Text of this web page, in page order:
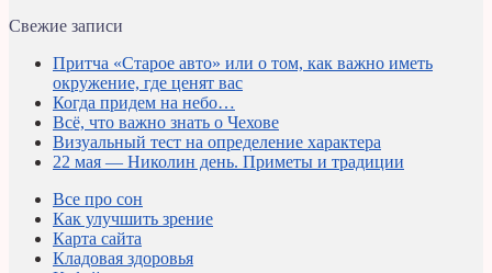
Свежие записи
Притча «Старое авто» или о том, как важно иметь
окружение, где ценят вас
Когда придем на небо…
Всё, что важно знать о Чехове
Визуальный тест на определение характера
22 мая — Николин день. Приметы и традиции
Все про сон
Как улучшить зрение
Карта сайта
Кладовая здоровья